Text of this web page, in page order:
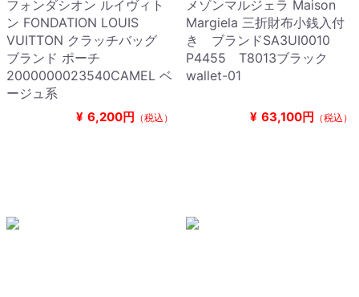
フォンダシオン ルイヴィト
ン FONDATION LOUIS
VUITTON クラッチバッグ
ブランド ポーチ
2000000023540CAMEL ベ
ージュ系
¥ 6,200円 （税込）
メゾンマルジェラ Maison
Margiela 三折財布小銭入付
き ブランドSA3UI0010
P4455 T8013ブラック
wallet-01
¥ 63,100円 （税込）